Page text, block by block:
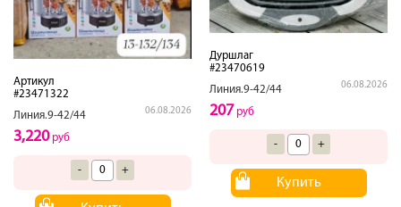
Артикул
#23471322
Линия.9-42/44
06.08.2026
3,220руб
- +
Дуршлаг
#23470619
Линия.9-42/44
06.08.2026
207 руб
- +
Купить